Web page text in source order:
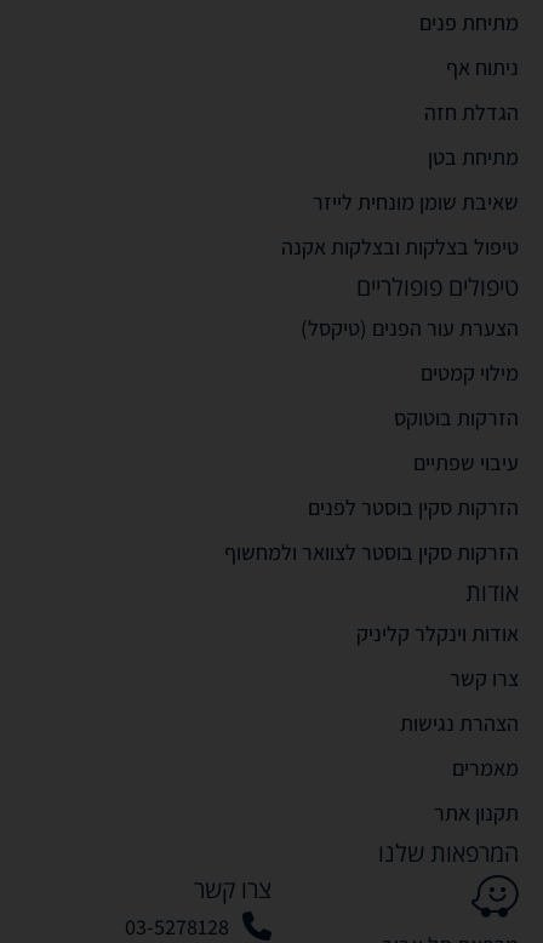
מתיחת פנים
ניתוח אף
הגדלת חזה
מתיחת בטן
שאיבת שומן מונחית לייזר
טיפול בצלקות ובצלקות אקנה
טיפולים פופולריים
הצערת עור הפנים (טיקסל)
מילוי קמטים
הזרקות בוטוקס
עיבוי שפתיים
הזרקות סקין בוסטר לפנים
הזרקות סקין בוסטר לצוואר ולמחשוף
אודות
אודות וינקלר קליניק
צרו קשר
הצהרת נגישות
מאמרים
תקנון אתר
המרפאות שלנו
צרו קשר
03-5278128